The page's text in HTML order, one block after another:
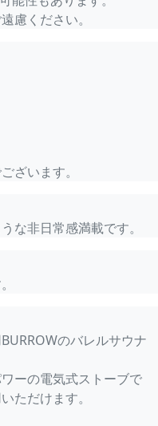
慮ください。
ざいます。
な非日常感満載です。
のバレルサウナ
ーの電気式ストーブで
ただけます。